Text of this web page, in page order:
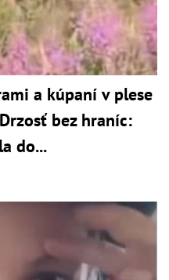
a kúpaní v plese
bez hraníc:
do...